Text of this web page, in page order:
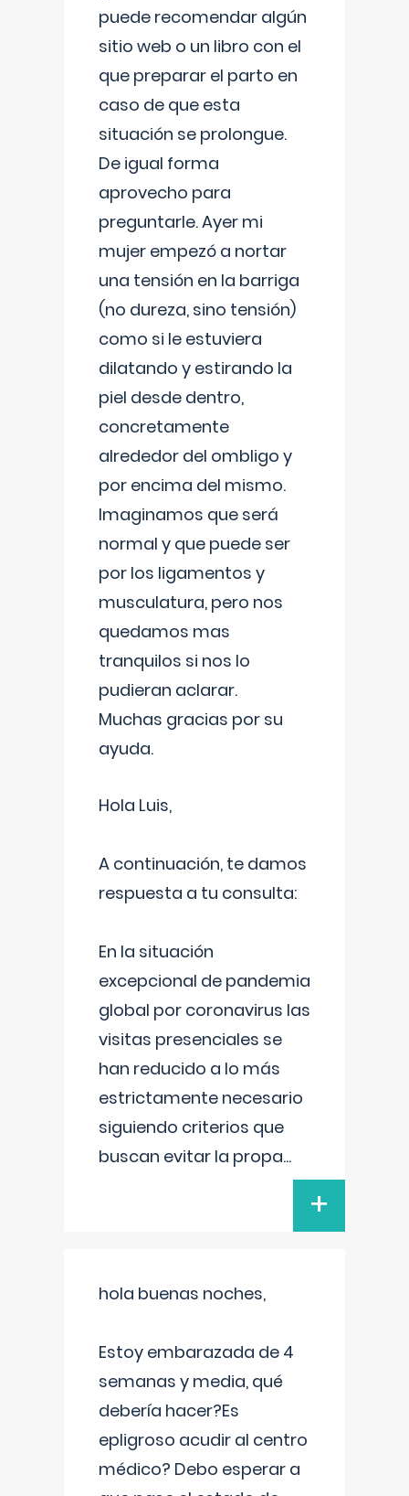
puede recomendar algún
sitio web o un libro con el
que preparar el parto en
caso de que esta
situación se prolongue.
De igual forma
aprovecho para
preguntarle. Ayer mi
mujer empezó a nortar
una tensión en la barriga
(no dureza, sino tensión)
como si le estuviera
dilatando y estirando la
piel desde dentro,
concretamente
alrededor del ombligo y
por encima del mismo.
Imaginamos que será
normal y que puede ser
por los ligamentos y
musculatura, pero nos
quedamos mas
tranquilos si nos lo
pudieran aclarar.
Muchas gracias por su
ayuda.
Hola Luis,
A continuación, te damos
respuesta a tu consulta:
En la situación
excepcional de pandemia
global por coronavirus las
visitas presenciales se
han reducido a lo más
estrictamente necesario
siguiendo criterios que
buscan evitar la propa...
+
hola buenas noches,
Estoy embarazada de 4
semanas y media, qué
debería hacer?Es
epligroso acudir al centro
médico? Debo esperar a